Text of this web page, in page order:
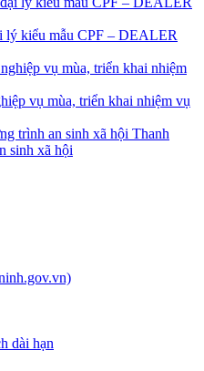
lý kiểu mẫu CPF – DEALER
vụ mùa, triển khai nhiệm vụ
Thanh
sinh xã hội